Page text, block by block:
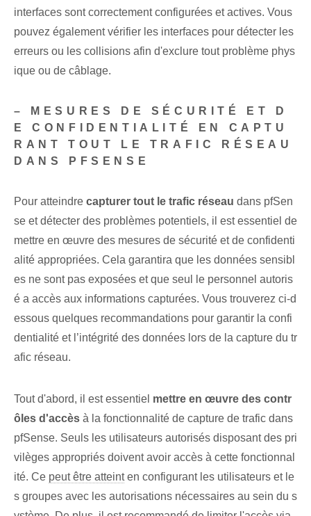
interfaces sont correctement configurées et actives. Vous
pouvez également vérifier les interfaces pour détecter les
erreurs ou les collisions afin d'exclure tout problème phys
ique ou de câblage.
– MESURES DE SÉCURITÉ ET D
E CONFIDENTIALITÉ EN CAPTU
RANT TOUT LE TRAFIC RÉSEAU
DANS PFSENSE
Pour atteindre capturer tout le trafic réseau dans pfSen
se et détecter des problèmes potentiels, il est essentiel de
mettre en œuvre des mesures de sécurité et de confidenti
alité appropriées. Cela garantira que les données sensibl
es ne sont pas exposées et que seul le personnel autoris
é a accès aux informations capturées. Vous trouverez ci-d
essous quelques recommandations pour garantir la confi
dentialité et l’intégrité des données lors de la capture du tr
afic réseau.
Tout d'abord, il est essentiel mettre en œuvre des contr
ôles d'accès à la fonctionnalité de capture de trafic dans
pfSense. Seuls les utilisateurs autorisés disposant des pri
vilèges appropriés doivent avoir accès à cette fonctionnal
ité. Ce peut être atteinten configurant les utilisateurs et le
s groupes avec les autorisations nécessaires au sein du s